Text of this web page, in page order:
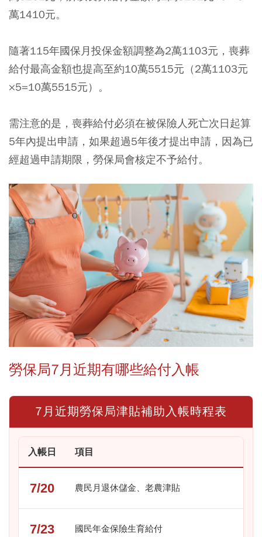
萬1410元。
隨著115年國保月投保金額調整為2萬1103元，喪葬
給付最高金額也提高至約10萬5515元（2萬1103元
×5=10萬5515元）。
需注意的是，喪葬給付必須在被保險人死亡次日起算
5年內提出申請，如果超過5年後才提出申請，因為已
經超過申請期限，勞保局會核定不予給付。
勞保局7月近期有哪些給付入帳
7月近期勞保局津貼補助入帳時程表
入帳日 項目
7/20 農民月退休儲金、老農津貼
7/23 國民年金保險生育給付